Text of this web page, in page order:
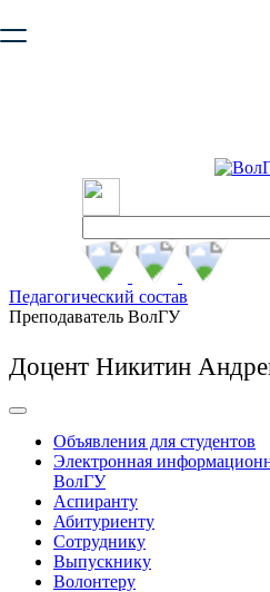
безопасную работу с сайтом.
Педагогический состав
Преподаватель ВолГУ
Доцент Никитин
Объявления для студентов
Электронная
ВолГУ
Аспиранту
Абитуриенту
Сотруднику
Выпускнику
Волонтеру